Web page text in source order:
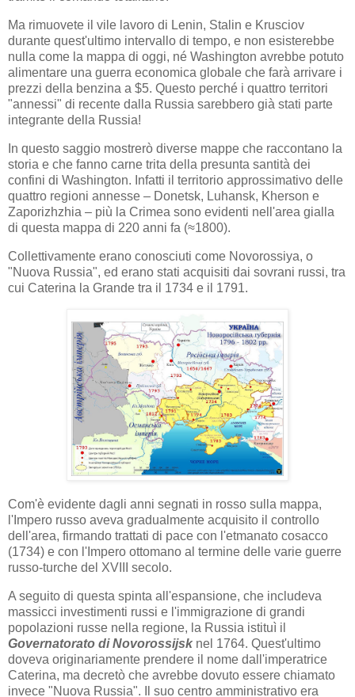
Ma rimuovete il vile lavoro di Lenin, Stalin e Krusciov
durante quest'ultimo intervallo di tempo, e non esisterebbe
nulla come la mappa di oggi, né Washington avrebbe potuto
alimentare una guerra economica globale che farà arrivare i
prezzi della benzina a $5. Questo perché i quattro territori
"annessi" di recente dalla Russia sarebbero già stati parte
integrante della Russia!
In questo saggio mostrerò diverse mappe che raccontano la
storia e che fanno carne trita della presunta santità dei
confini di Washington. Infatti il territorio approssimativo delle
quattro regioni annesse – Donetsk, Luhansk, Kherson e
Zaporizhzhia – più la Crimea sono evidenti nell'area gialla
di questa mappa di 220 anni fa (≈1800).
Collettivamente erano conosciuti come Novorossiya, o
"Nuova Russia", ed erano stati acquisiti dai sovrani russi, tra
cui Caterina la Grande tra il 1734 e il 1791.
Com'è evidente dagli anni segnati in rosso sulla mappa,
l'Impero russo aveva gradualmente acquisito il controllo
dell'area, firmando trattati di pace con l'etmanato cosacco
(1734) e con l'Impero ottomano al termine delle varie guerre
russo-turche del XVIII secolo.
A seguito di questa spinta all'espansione, che includeva
massicci investimenti russi e l'immigrazione di grandi
popolazioni russe nella regione, la Russia istituì il
Governatorato di Novorossijsk nel 1764. Quest'ultimo
doveva originariamente prendere il nome dall'imperatrice
Caterina, ma decretò che avrebbe dovuto essere chiamato
invece "Nuova Russia". Il suo centro amministrativo era